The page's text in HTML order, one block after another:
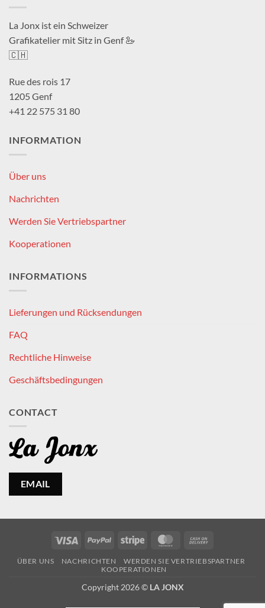
La Jonx ist ein Schweizer
Grafikatelier mit Sitz in Genf 🦢
🇨🇭
Rue des rois 17
1205 Genf
+41 22 575 31 80
INFORMATION
Über uns
Nachrichten
Werden Sie Vertriebspartner
Kooperationen
INFORMATIONS
Lieferungen und Rücksendungen
FAQ
Rechtliche Hinweise
Geschäftsbedingungen
CONTACT
EMAIL
Visa PayPal Stripe MasterCard
Delivery
ÜBER UNS NACHRICHTEN
WERDEN SIE VERTRIEBSPARTNER
KOOPERATIONEN
Copyright 2026 © LA JONX